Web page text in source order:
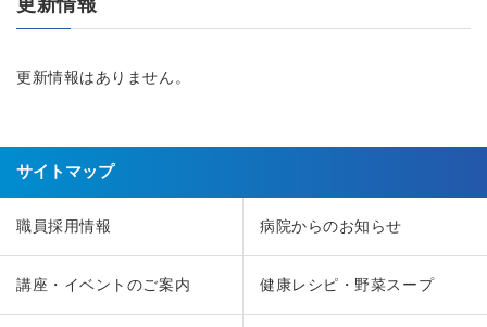
更新情報
更新情報はありません。
サイトマップ
職員採用情報 病院からのお知らせ
講座・イベントのご案内 健康レシピ・野菜スープ